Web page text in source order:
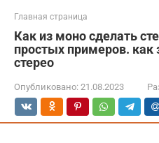
Главная страница
Как из моно сделать
простых примеров. как
стерео
Опубликовано: 21.08.2023